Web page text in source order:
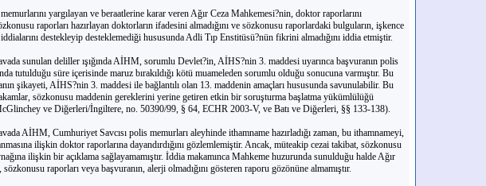
yargılayan ve beraatlerine karar veren Ağır Ceza Mahkemesi?nin, doktor raporlarını
raporları hazırlayan doktorların ifadesini almadığını ve sözkonusu raporlardaki bulguların, işkence
destekleyip desteklemediği hususunda Adli Tıp Enstitüsü?nün fikrini almadığını iddia etmiştir.
sunulan deliller ışığında AİHM, sorumlu Devlet?in, AİHS?nin 3. maddesi uyarınca başvuranın polis
tutulduğu süre içerisinde maruz bırakıldığı kötü muameleden sorumlu olduğu sonucuna varmıştır. Bu
şikayeti, AİHS?nin 3. maddesi ile bağlantılı olan 13. maddenin amaçları hususunda savunulabilir. Bu
sözkonusu maddenin gereklerini yerine getiren etkin bir soruşturma başlatma yükümlülüğü
ve Diğerleri/İngiltere, no. 50390/99, § 64, ECHR 2003-V, ve Batı ve Diğerleri, §§ 133-138).
AİHM, Cumhuriyet Savcısı polis memurları aleyhinde ithamname hazırladığı zaman, bu ithamnameyi,
ilişkin doktor raporlarına dayandırdığını gözlemlemiştir. Ancak, müteakip cezai takibat, sözkonusu
ilişkin bir açıklama sağlayamamıştır. İddia makamınca Mahkeme huzurunda sunulduğu halde Ağır
raporları veya başvuranın, alerji olmadığını gösteren raporu gözönüne almamıştır.